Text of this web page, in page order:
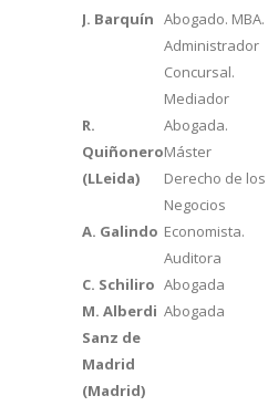
J. Barquín Abogado. MBA.
Administrador
Concursal.
Mediador
R.
Quiñonero
(LLeida)
Abogada.
Máster
Derecho de los
Negocios
A. Galindo Economista.
Auditora
C. Schiliro Abogada
M. Alberdi
Sanz de
Madrid
(Madrid)
Abogada